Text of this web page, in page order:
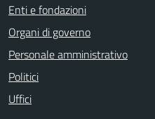
Enti e fondazioni
Organi di governo
Personale amministrativo
Politici
Uffici